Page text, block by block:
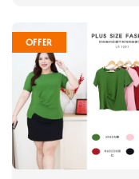
OFFER